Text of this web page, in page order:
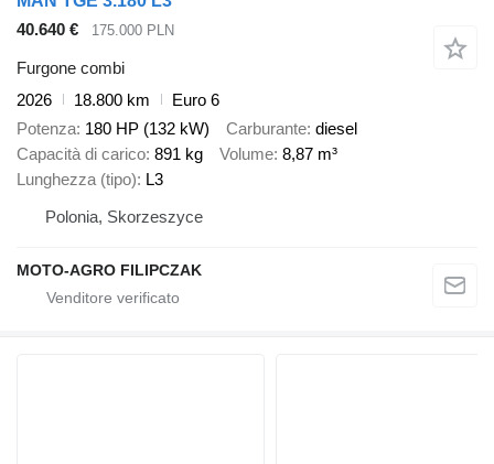
40.640 €
175.000 PLN
Furgone combi
2026
18.800 km
Euro 6
Potenza 180 HP (132 kW) Carburante diesel
Capacità di carico 891 kg Volume 8,87 m³
Lunghezza (tipo) L3
Polonia, Skorzeszyce
MOTO-AGRO FILIPCZAK